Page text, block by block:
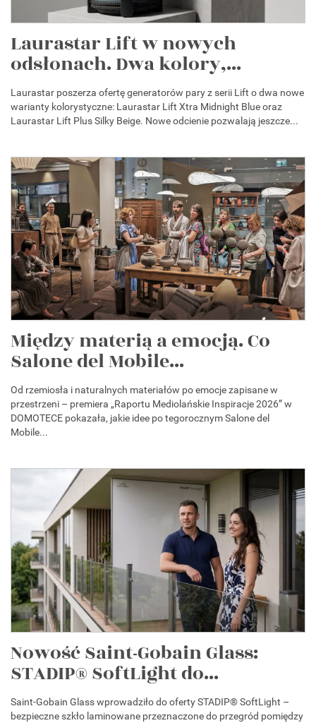
Laurastar Lift w nowych
odsłonach. Dwa kolory,...
Laurastar poszerza ofertę generatorów pary z serii Lift o dwa nowe
warianty kolorystyczne: Laurastar Lift Xtra Midnight Blue oraz
Laurastar Lift Plus Silky Beige. Nowe odcienie pozwalają jeszcze...
Między materią a emocją. Co
Salone del Mobile...
Od rzemiosła i naturalnych materiałów po emocje zapisane w
przestrzeni – premiera „Raportu Mediolańskie Inspiracje 2026” w
DOMOTECE pokazała, jakie idee po tegorocznym Salone del
Mobile...
Nowość Saint-Gobain Glass:
STADIP® SoftLight do...
Saint-Gobain Glass wprowadziło do oferty STADIP® SoftLight –
bezpieczne szkło laminowane przeznaczone do przegród pomiędzy